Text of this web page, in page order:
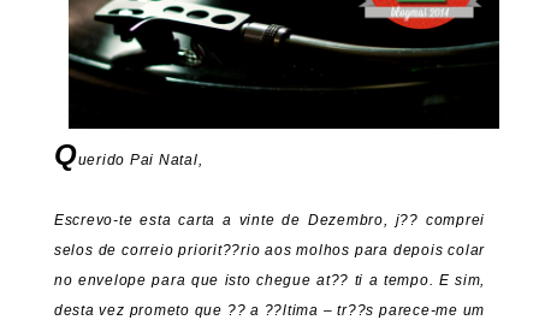
Querido Pai Natal,
Escrevo-te esta carta a vinte de Dezembro, j?? comprei
selos de correio priorit??rio aos molhos para depois colar
no envelope para que isto chegue at?? ti a tempo. E sim,
desta vez prometo que ?? a ??ltima – tr??s parece-me um